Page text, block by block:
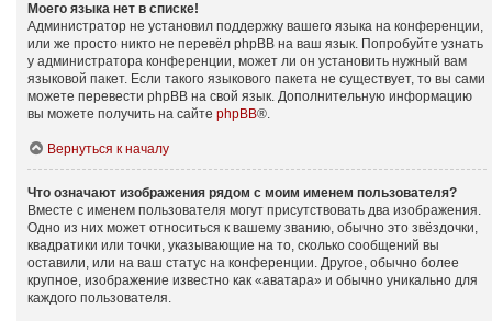
Моего языка нет в списке!
Администратор не установил поддержку вашего языка на конференции,
или же просто никто не перевёл phpBB на ваш язык. Попробуйте узнать
у администратора конференции, может ли он установить нужный вам
языковой пакет. Если такого языкового пакета не существует, то вы сами
можете перевести phpBB на свой язык. Дополнительную информацию
вы можете получить на сайте phpBB®.
Вернуться к началу
Что означают изображения рядом с моим именем пользователя?
Вместе с именем пользователя могут присутствовать два изображения.
Одно из них может относиться к вашему званию, обычно это звёздочки,
квадратики или точки, указывающие на то, сколько сообщений вы
оставили, или на ваш статус на конференции. Другое, обычно более
крупное, изображение известно как «аватара» и обычно уникально для
каждого пользователя.